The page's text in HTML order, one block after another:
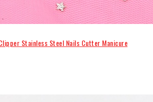
Stainless Steel Nails Cutter Manicure